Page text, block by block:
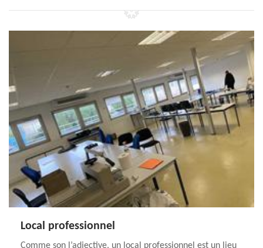
Local professionnel
Comme son l’adjective, un local professionnel est un lieu